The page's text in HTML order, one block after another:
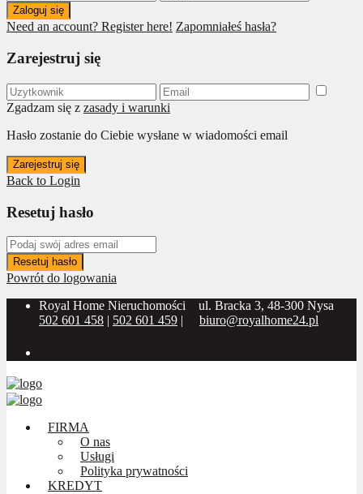
Zaloguj się
Need an account? Register here! Zapomniałeś hasła?
Zarejestruj się
Zgadzam się z zasady i warunki
Hasło zostanie do Ciebie wysłane w wiadomości email
Zarejestruj się
Back to Login
Resetuj hasło
Resetuj hasło
Powrót do logowania
Royal Home Nieruchomości
ul. Bracka 3, 48-300 Nysa
502 601 458 | 502 601 459 | biuro@royalhome24.pl
FIRMA
O nas
Usługi
Polityka prywatności
KREDYT